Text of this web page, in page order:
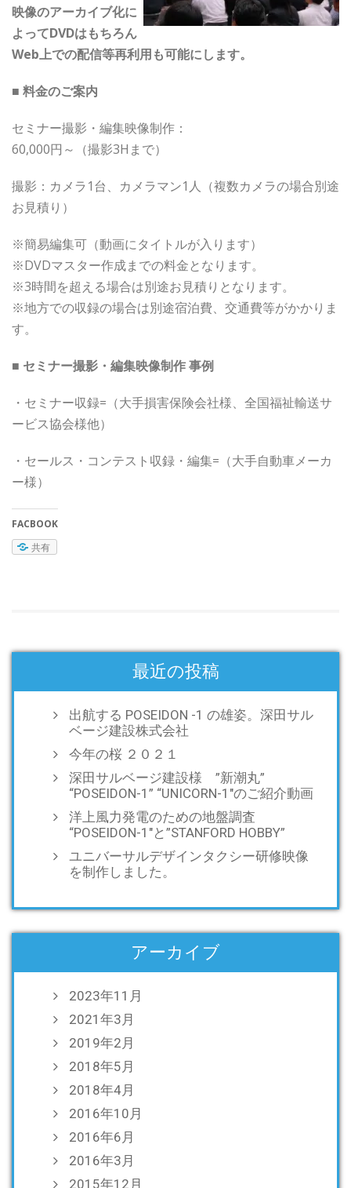
映像のアーカイブ化に
よってDVDはもちろん
Web上での配信等再利用も可能にします。
■ 料金のご案内
セミナー撮影・編集映像制作：
60,000円～（撮影3Hまで）
撮影：カメラ1台、カメラマン1人（複数カメラの場合別途
お見積り）
※簡易編集可（動画にタイトルが入ります）
※DVDマスター作成までの料金となります。
※3時間を超える場合は別途お見積りとなります。
※地方での収録の場合は別途宿泊費、交通費等がかかりま
す。
■ セミナー撮影・編集映像制作 事例
・セミナー収録=（大手損害保険会社様、全国福祉輸送サ
ービス協会様他）
・セールス・コンテスト収録・編集=（大手自動車メーカ
ー様）
FACBOOK
共有
最近の投稿
出航する POSEIDON -1 の雄姿。深田サル
ベージ建設株式会社
今年の桜 ２０２１
深田サルベージ建設様 ”新潮丸”
“POSEIDON-1” “UNICORN-1″のご紹介動画
洋上風力発電のための地盤調査
“POSEIDON-1″と”STANFORD HOBBY”
ユニバーサルデザインタクシー研修映像
を制作しました。
アーカイブ
2023年11月
2021年3月
2019年2月
2018年5月
2018年4月
2016年10月
2016年6月
2016年3月
2015年12月